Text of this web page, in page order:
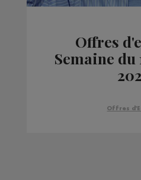
Offres
Semaine
Offres